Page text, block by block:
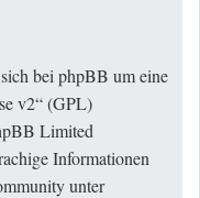
bei phpBB um eine
v2“ (GPL)
Limited
Informationen
unter